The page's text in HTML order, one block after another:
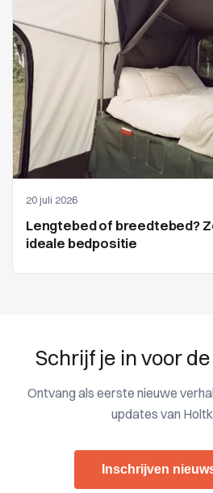
20 juli 2026
Lengtebed of breedtebed?
ideale bedpositie
Schrijf je in voor
Ontvang als eerste nieuwe
updates van
Inschrijven